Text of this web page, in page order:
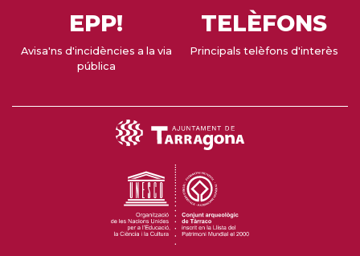
EPP!
Avisa'ns d'incidències a la via
pública
TELÈFONS
Principals telèfons d'interès